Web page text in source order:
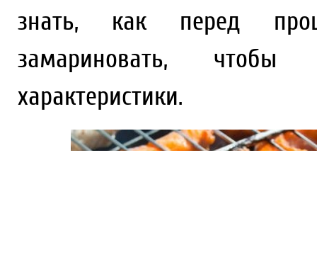
знать, как перед
замариновать,
характеристики.